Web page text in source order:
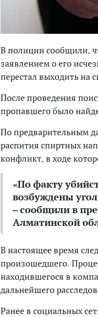
В полиции сообщили,
заявлением о его
перестал выходить на
После проведения
пропавшего было
По предварительным
распития спиртных
конфликт, в ходе
«По факту
возбуждены
– сообщили в
Алматинской
В настоящее время
произошедшего.
находившегося в
дальнейшего
Ранее в социальных